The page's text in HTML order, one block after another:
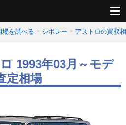
場を調べる シボレー アストロの買取
1993年03月～モデ
定相場